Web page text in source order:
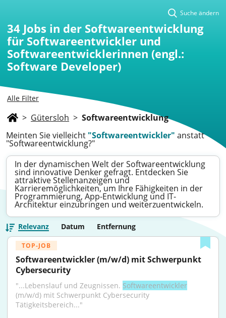
Alle Filter
Suche ändern
34 Jobs in der Softwareentwicklung
für Softwareentwickler und
Softwareentwicklerinnen (engl.:
Software Developer)
> Gütersloh > Softwareentwicklung
Meinten Sie vielleicht "Softwareentwickler" anstatt
"Softwareentwicklung?"
In der dynamischen Welt der Softwareentwicklung
sind innovative Denker gefragt. Entdecken Sie
attraktive Stellenanzeigen und
Karrieremöglichkeiten, um Ihre Fähigkeiten in der
Programmierung, App-Entwicklung und IT-
Architektur einzubringen und weiterzuentwickeln.
Relevanz Datum Entfernung
TOP-JOB
Softwareentwickler (m/w/d) mit Schwerpunkt
Cybersecurity
"...Lebenslauf und Zeugnissen. Softwareentwickler
(m/w/d) mit Schwerpunkt Cybersecurity
Tätigkeitsbereich..."